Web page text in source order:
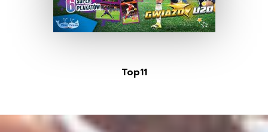
Top11